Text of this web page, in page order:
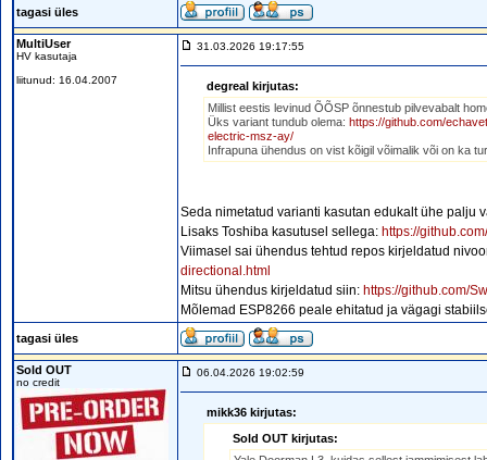
tagasi üles
MultiUser
HV kasutaja
liitunud: 16.04.2007
31.03.2026 19:17:55
degreal kirjutas:
Millist eestis levinud ÕÕSP õnnestub pilvevabalt
Üks variant tundub olema: https://github.com/
electric-msz-ay/
Infrapuna ühendus on vist kõigil võimalik või on ka
Seda nimetatud varianti kasutan edukalt ühe palju
Lisaks Toshiba kasutusel sellega: https://
Viimasel sai ühendus tehtud repos kirjeldatud
directional.html
Mitsu ühendus kirjeldatud siin: https://github.com/
Mõlemad ESP8266 peale ehitatud ja vägagi
tagasi üles
Sold OUT
no credit
06.04.2026 19:02:59
mikk36 kirjutas:
Sold OUT kirjutas: